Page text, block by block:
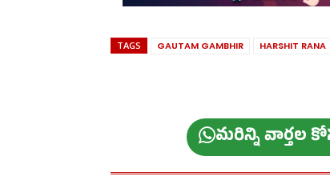
TAGS GAUTAM GAMBHIR HARSHIT RANA
మ‌రిన్ని వార్త‌ల